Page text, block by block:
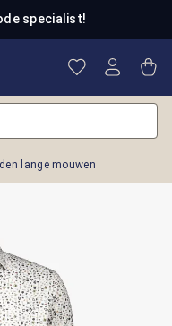
specialist!
Je hebt 0
lange mouwen